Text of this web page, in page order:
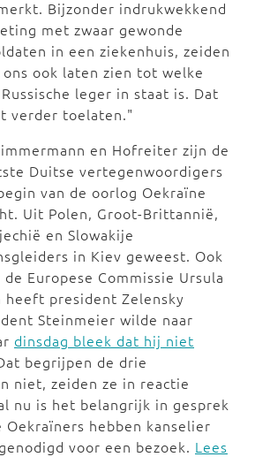
Bijzonder indrukwekkend
met zwaar gewonde
in een ziekenhuis, zeiden
ook laten zien tot welke
leger in staat is. Dat
verder toelaten."
en Hofreiter zijn de
Duitse vertegenwoordigers
van de oorlog Oekraïne
Uit Polen, Groot-Brittannië,
en Slowakije
in Kiev geweest. Ook
Europese Commissie Ursula
heeft president Zelensky
Steinmeier wilde naar
dinsdag bleek dat hij niet
begrijpen de drie
niet, zeiden ze in reactie
nu is het belangrijk in gesprek
hebben kanselier
voor een bezoek. Lees